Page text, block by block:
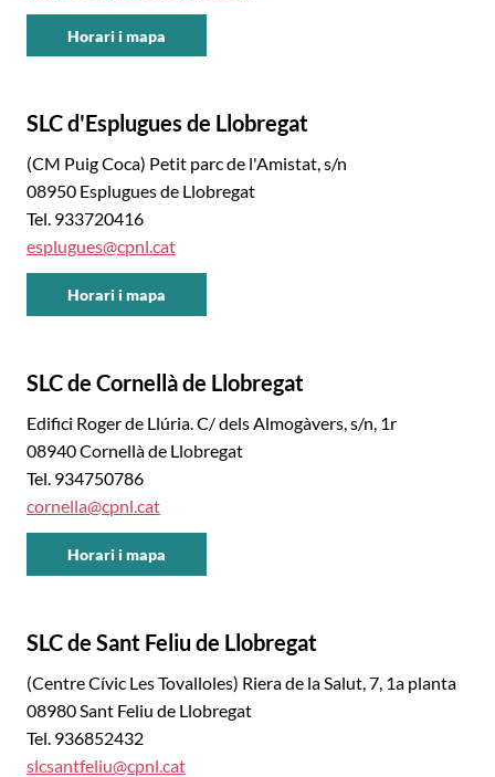
Horari i mapa
Centre
SLC d'Esplugues de Llobregat
(CM Puig Coca) Petit parc de l'Amistat, s/n
08950 Esplugues de Llobregat
Tel. 933720416
esplugues@cpnl.cat
Horari i mapa
Centre
SLC de Cornellà de Llobregat
Edifici Roger de Llúria. C/ dels Almogàvers, s/n, 1r
08940 Cornellà de Llobregat
Tel. 934750786
cornella@cpnl.cat
Horari i mapa
Centre
SLC de Sant Feliu de Llobregat
(Centre Cívic Les Tovalloles) Riera de la Salut, 7, 1a planta
08980 Sant Feliu de Llobregat
Tel. 936852432
slcsantfeliu@cpnl.cat